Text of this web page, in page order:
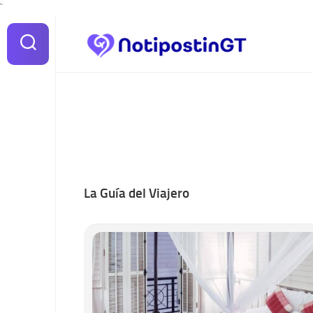
`Skip
to
content
La Guía del Viajero